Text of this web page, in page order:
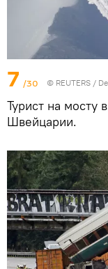
7 /30 © REUTERS /
Турист на мосту
Швейцарии.